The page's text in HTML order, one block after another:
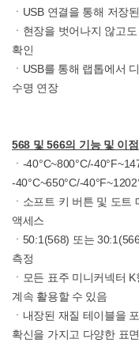
ㆍUSB 연결을 통해 저장
ㆍ현장을 벗어나지 않고
확인
ㆍUSB를 통해 랩톱에서
수명 연장
568 및 566의 기능 및 이점
ㆍ-40°C~800°C/-
-40°C~650°C/-
ㆍ소프트 키 버튼 및 도
액세스
ㆍ50:1(568) 또는
측정
ㆍ모든 표주 미니커넥터
계속 활용할 수 있음
ㆍ내장된 재질 테이블을
확신을 가지고 다양한 표